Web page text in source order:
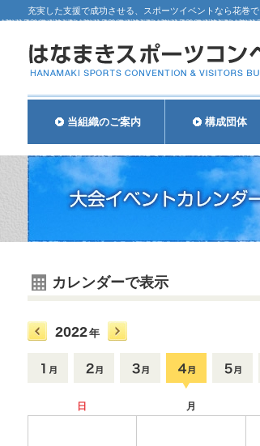
充実した支援で成功させる、スポーツイベントなら花巻で
当組織のご案内 構成団体
カレンダーで表示
2022年
日 月